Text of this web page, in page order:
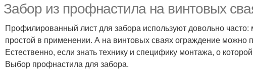
Забор из профнастила на винтовых
Профилированный лист для забора используют довольно
простой в применении. А на винтовых сваях ограждение можно
Естественно, если знать технику и специфику монтажа, о
Выбор профнастила для забора.